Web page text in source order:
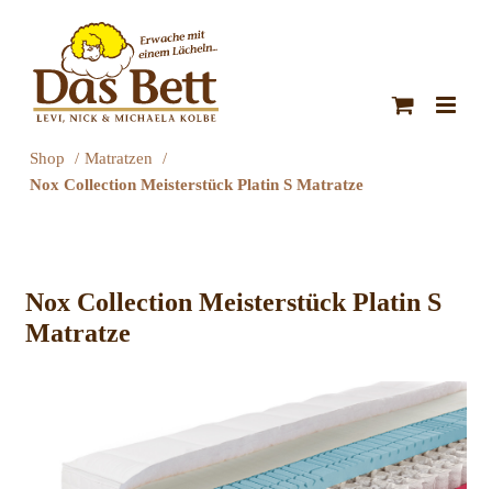
Shop
Matratzen
Nox Collection Meisterstück Platin S Matratze
Nox Collection Meisterstück Platin S
Matratze